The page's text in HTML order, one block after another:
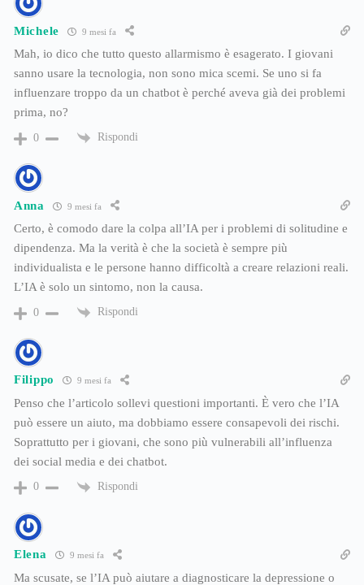
Michele 9 mesi fa
Mah, io dico che tutto questo allarmismo è esagerato. I giovani
sanno usare la tecnologia, non sono mica scemi. Se uno si fa
influenzare troppo da un chatbot è perché aveva già dei problemi
prima, no?
0 Rispondi
Anna 9 mesi fa
Certo, è comodo dare la colpa all’IA per i problemi di solitudine e
dipendenza. Ma la verità è che la società è sempre più
individualista e le persone hanno difficoltà a creare relazioni reali.
L’IA è solo un sintomo, non la causa.
0 Rispondi
Filippo 9 mesi fa
Penso che l’articolo sollevi questioni importanti. È vero che l’IA
può essere un aiuto, ma dobbiamo essere consapevoli dei rischi.
Soprattutto per i giovani, che sono più vulnerabili all’influenza
dei social media e dei chatbot.
0 Rispondi
Elena 9 mesi fa
Ma scusate, se l’IA può aiutare a diagnosticare la depressione o